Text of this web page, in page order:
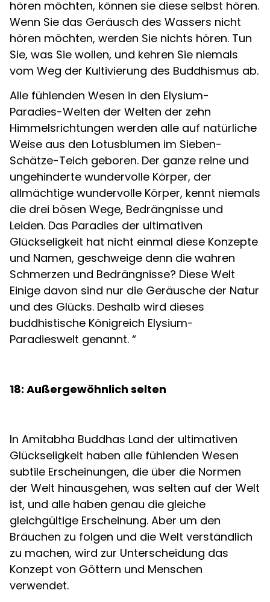
hören möchten, können sie diese selbst hören.
Wenn Sie das Geräusch des Wassers nicht
hören möchten, werden Sie nichts hören. Tun
Sie, was Sie wollen, und kehren Sie niemals
vom Weg der Kultivierung des Buddhismus ab.
Alle fühlenden Wesen in den Elysium-
Paradies-Welten der Welten der zehn
Himmelsrichtungen werden alle auf natürliche
Weise aus den Lotusblumen im Sieben-
Schätze-Teich geboren. Der ganze reine und
ungehinderte wundervolle Körper, der
allmächtige wundervolle Körper, kennt niemals
die drei bösen Wege, Bedrängnisse und
Leiden. Das Paradies der ultimativen
Glückseligkeit hat nicht einmal diese Konzepte
und Namen, geschweige denn die wahren
Schmerzen und Bedrängnisse? Diese Welt
Einige davon sind nur die Geräusche der Natur
und des Glücks. Deshalb wird dieses
buddhistische Königreich Elysium-
Paradieswelt genannt. “
18: Außergewöhnlich selten
In Amitabha Buddhas Land der ultimativen
Glückseligkeit haben alle fühlenden Wesen
subtile Erscheinungen, die über die Normen
der Welt hinausgehen, was selten auf der Welt
ist, und alle haben genau die gleiche
gleichgültige Erscheinung. Aber um den
Bräuchen zu folgen und die Welt verständlich
zu machen, wird zur Unterscheidung das
Konzept von Göttern und Menschen
verwendet.